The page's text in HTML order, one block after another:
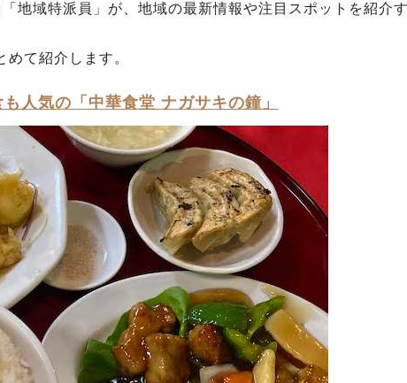
地域特派員」が、地域の最新情報や注目スポットを紹介
て紹介します。
人気の「中華食堂 ナガサキの鐘」